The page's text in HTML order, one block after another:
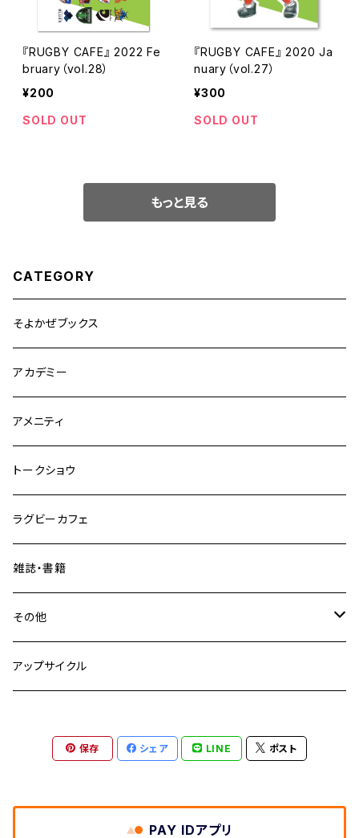
『RUGBY CAFE』 2022 Fe
bruary（vol.28）
¥200
SOLD OUT
『RUGBY CAFE』 2020 Ja
nuary（vol.27）
¥300
SOLD OUT
もっと見る
CATEGORY
そよかぜブックス
アカデミー
アメニティ
トークショウ
ラグビーカフェ
雑誌・書籍
その他
fuber diner
アップサイクル
保存 シェア LINE ポスト
PAY IDアプリ